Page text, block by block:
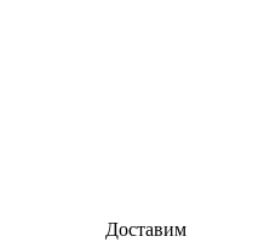
Доставим